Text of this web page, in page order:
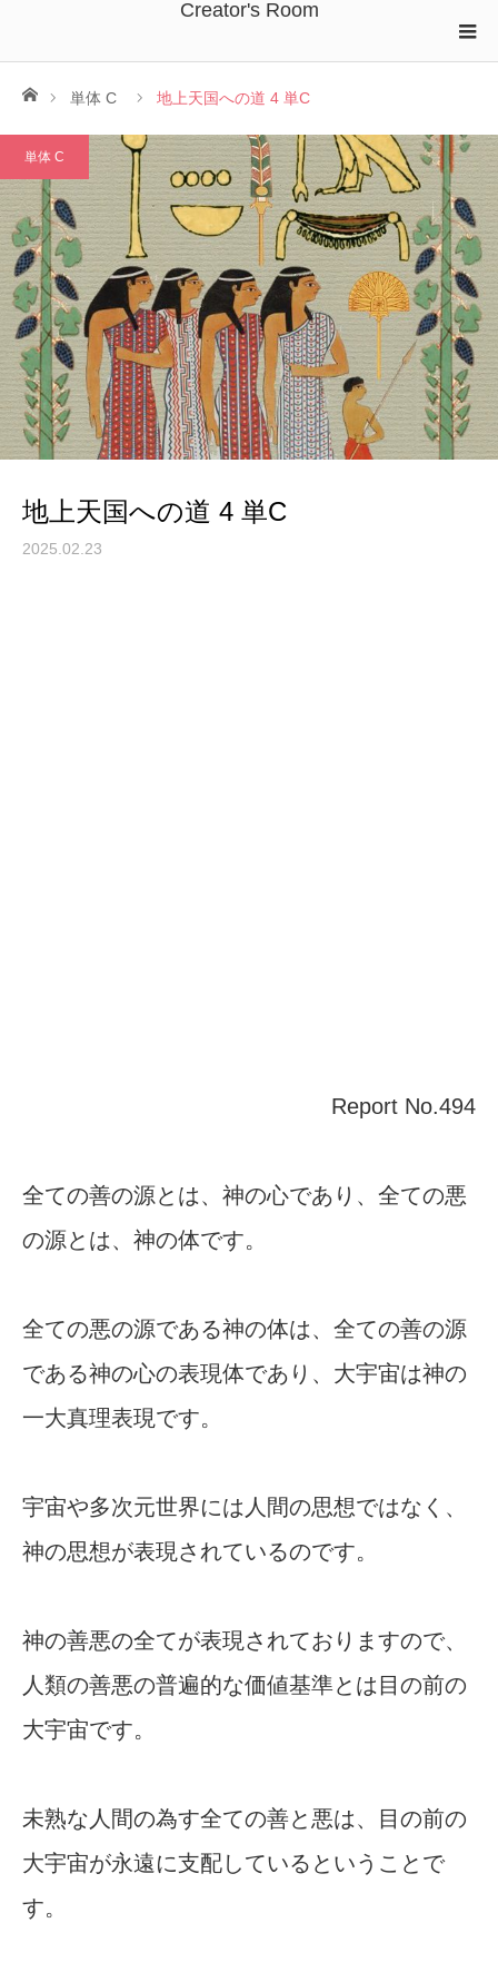
Creator's Room
ホーム単体 C 地上天国への道 4 単C
単体 C
地上天国への道 4 単C
2025.02.23
Report No.494
全ての善の源とは、神の心であり、全ての悪
の源とは、神の体です。
全ての悪の源である神の体は、全ての善の源
である神の心の表現体であり、大宇宙は神の
一大真理表現です。
宇宙や多次元世界には人間の思想ではなく、
神の思想が表現されているのです。
神の善悪の全てが表現されておりますので、
人類の善悪の普遍的な価値基準とは目の前の
大宇宙です。
未熟な人間の為す全ての善と悪は、目の前の
大宇宙が永遠に支配しているということで
す。